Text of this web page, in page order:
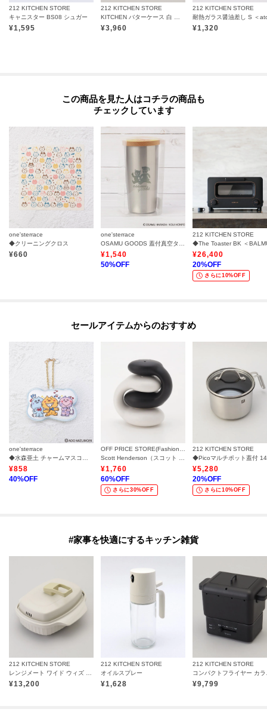
212 KITCHEN STORE
キャニスター BS08 シュガー
¥1,595
212 KITCHEN STORE
¥3,960
212 KITCHEN STORE
¥1,320
この商品を見た人はコチラの商品も
チェックしています
one'sterrace
◆クリーニングクロス
¥660
one'sterrace
¥1,540
50%OFF
212 KITCHEN STORE
¥26,400
20%OFF
さらに10%OFF
セールアイテムからのおすすめ
one'sterrace
¥858
40%OFF
¥1,760
60%OFF
さらに30%OFF
212 KITCHEN STORE
¥5,280
20%OFF
さらに10%OFF
#家事を快適にするキッチン雑貨
212 KITCHEN STORE
¥13,200
212 KITCHEN STORE
オイルスプレー
¥1,628
212 KITCHEN STORE
¥9,799